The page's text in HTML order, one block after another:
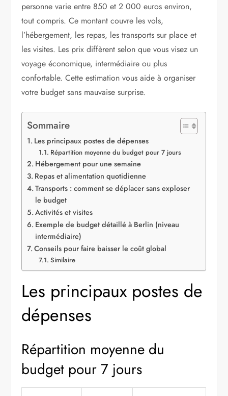
personne varie entre 850 et 2 000 euros environ,
tout compris. Ce montant couvre les vols,
l’hébergement, les repas, les transports sur place et
les visites. Les prix diffèrent selon que vous visez un
voyage économique, intermédiaire ou plus
confortable. Cette estimation vous aide à organiser
votre budget sans mauvaise surprise.
Sommaire
Les principaux postes de dépenses
Répartition moyenne du budget pour 7 jours
Hébergement pour une semaine
Repas et alimentation quotidienne
Transports : comment se déplacer sans exploser
le budget
Activités et visites
Exemple de budget détaillé à Berlin (niveau
intermédiaire)
Conseils pour faire baisser le coût global
Similaire
Les principaux postes de
dépenses
Répartition moyenne du
budget pour 7 jours